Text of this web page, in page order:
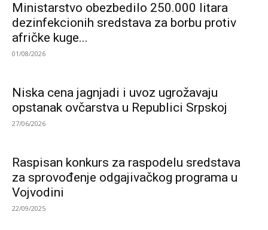
Ministarstvo obezbedilo 250.000 litara
dezinfekcionih sredstava za borbu protiv
afričke kuge...
01/08/2026
Niska cena jagnjadi i uvoz ugrožavaju
opstanak ovčarstva u Republici Srpskoj
27/06/2026
Raspisan konkurs za raspodelu sredstava
za sprovođenje odgajivačkog programa u
Vojvodini
22/09/2025